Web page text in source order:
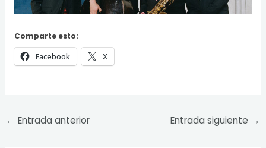
Comparte esto:
Facebook X
← Entrada anterior Entrada siguiente →